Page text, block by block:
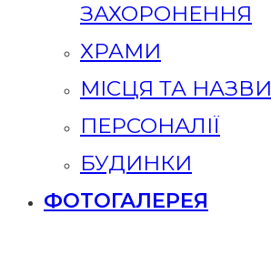
ЗАХОРОНЕННЯ
ХРАМИ
МІСЦЯ ТА НАЗВИ
ПЕРСОНАЛІЇ
БУДИНКИ
ФОТОГАЛЕРЕЯ